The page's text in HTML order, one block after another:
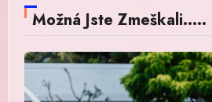
Možná Jste Zmeškali.....